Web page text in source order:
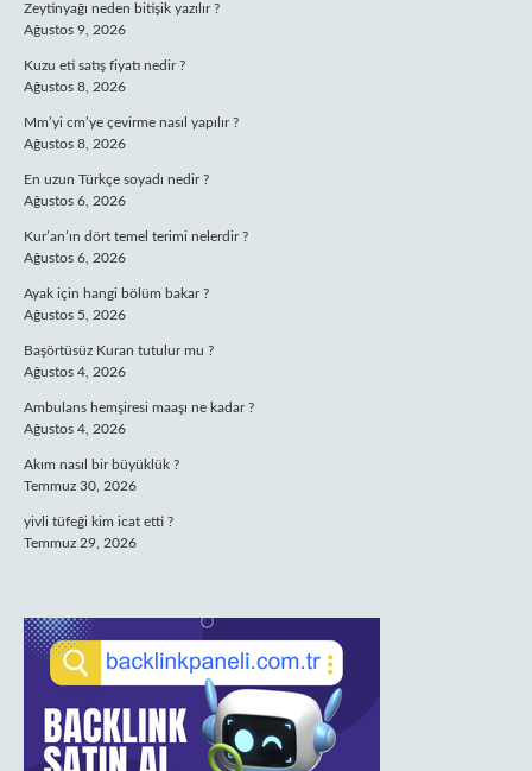
Zeytinyağı neden bitişik yazılır ?
Ağustos 9, 2026
Kuzu eti satış fiyatı nedir ?
Ağustos 8, 2026
Mm’yi cm’ye çevirme nasıl yapılır ?
Ağustos 8, 2026
En uzun Türkçe soyadı nedir ?
Ağustos 6, 2026
Kur’an’ın dört temel terimi nelerdir ?
Ağustos 6, 2026
Ayak için hangi bölüm bakar ?
Ağustos 5, 2026
Başörtüsüz Kuran tutulur mu ?
Ağustos 4, 2026
Ambulans hemşiresi maaşı ne kadar ?
Ağustos 4, 2026
Akım nasıl bir büyüklük ?
Temmuz 30, 2026
yivli tüfeği kim icat etti ?
Temmuz 29, 2026